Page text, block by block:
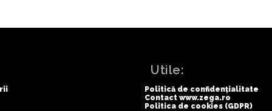
Utile:
Politică de confidențialitate
Contact www.zega.ro
Politica de cookies (GDPR)